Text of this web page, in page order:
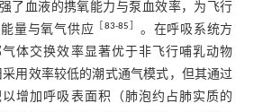
了血液的携氧能力与泵血效率，为飞行
量与氧气供应 ［83-85
。在呼吸系统方
体交换效率显著优于非飞行哺乳动物
用效率较低的潮式通气模式，但其通过
增加呼吸表面积（肺泡约占肺实质的